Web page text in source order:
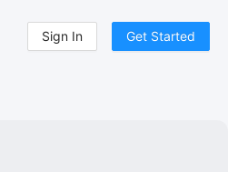
Sign In Get Started